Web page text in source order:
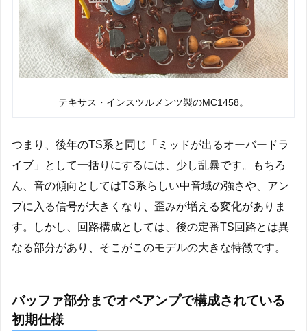
テキサス・インスツルメンツ製のMC1458。
つまり、後年のTS系と同じ「ミッドが出るオーバードラ
イブ」として一括りにするには、少し乱暴です。もちろ
ん、音の傾向としてはTS系らしい中音域の強さや、アン
プに入る信号が大きくなり、歪みが増える変化がありま
す。しかし、回路構成としては、後の定番TS回路とは異
なる部分があり、そこがこのモデルの大きな特徴です。
バッファ部分までオペアンプで構成されている
初期仕様